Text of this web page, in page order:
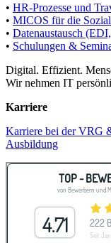
• HR-Prozesse und
• MICOS für die
• Datenaustausch
• Schulungen &
Digital. Effizient.
Wir nehmen IT
Karriere
Karriere bei der VRG
Ausbildung